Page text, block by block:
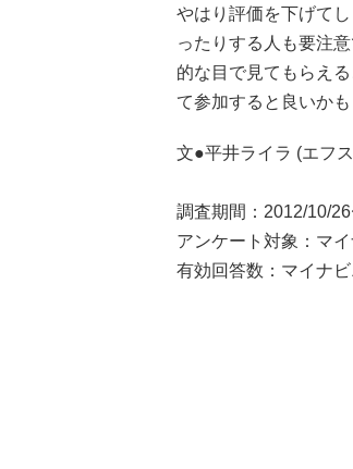
やはり評価を下げて
ったりする人も要注
的な目で見てもらえ
て参加すると良いかも
文●平井ライラ (エフ
調査期間：2012/10/
アンケート対象：マ
有効回答数：マイナ